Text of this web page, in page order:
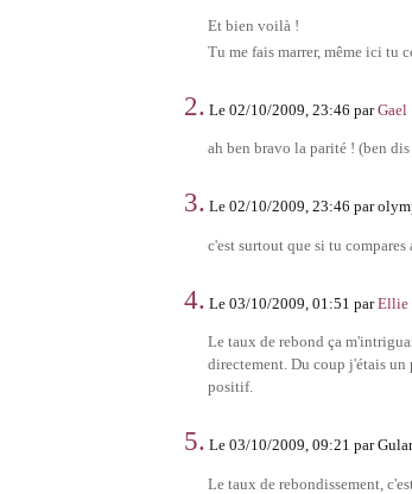
Et bien voilà !
Tu me fais marrer, même ici tu
2. Le 02/10/2009, 23:46 parGael
ah ben bravo la parité ! (ben
3. Le 02/10/2009, 23:46 par
c'est surtout que si tu
4. Le 03/10/2009, 01:51 parEllie
Le taux de rebond ça
directement. Du coup j'étais un
positif.
5. Le 03/10/2009, 09:21 par
Le taux de rebondissement,